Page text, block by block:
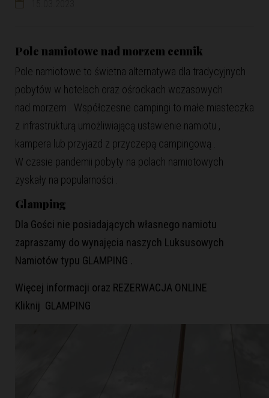
Pole namiotowe nad morzem cennik
Pole namiotowe to świetna alternatywa dla tradycyjnych
pobytów w hotelach oraz ośrodkach wczasowych
nad morzem . Współczesne campingi to małe miasteczka
z infrastrukturą umożliwiającą ustawienie namiotu ,
kampera lub przyjazd z przyczepą campingową .
W czasie pandemii pobyty na polach namiotowych
zyskały na popularności .
Glamping
Dla Gości nie posiadających własnego namiotu
zapraszamy do wynajęcia naszych Luksusowych
Namiotów typu GLAMPING .
Więcej informacji oraz REZERWACJA ONLINE
Kliknij GLAMPING